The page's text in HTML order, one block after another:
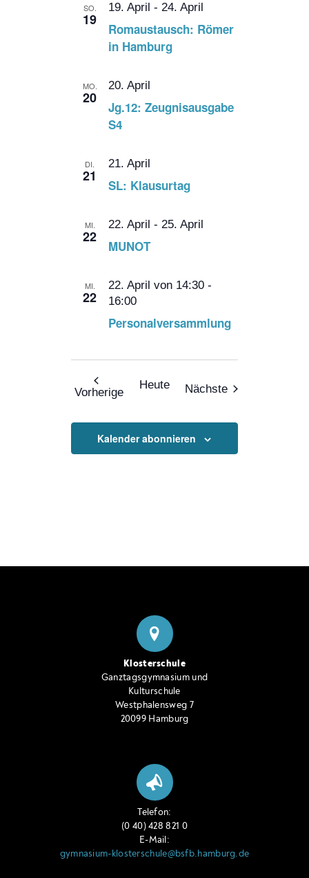
SO.
19
Romaustausch: Römer
in Hamburg
19. April -24. April
MO.
20
Jg.12: Zeugnisausgabe
S4
20. April
DI.
21
SL: Klausurtag
21. April
MI.
22
MUNOT
22. April -25. April
MI.
22
Personalversammlung
22. April von 14:30 -
16:00
VorherigeVeranstaltungen
Heute NächsteVeranstaltungen
Kalender abonnieren
Klosterschule
Ganztagsgymnasium und
Kulturschule
Westphalensweg 7
20099 Hamburg
Telefon:
(0 40) 428 821 0
E-Mail:
gymnasium-klosterschule@bsfb.hamburg.de